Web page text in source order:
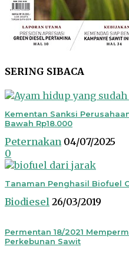
SERING SIBACA
Kementan Sanksi
Bawah Rp18.000
Peternakan 04/07/2025
0
Tanaman Penghasil Biofuel
Biodiesel 26/03/2019
Permentan 18/2021
Perkebunan Sawit